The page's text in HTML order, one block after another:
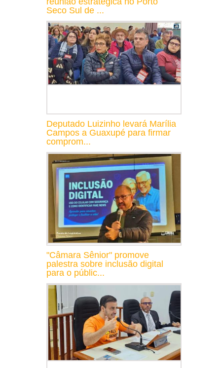
Seco Sul de ...
Deputado Luizinho levará Marília
Campos a Guaxupé para firmar
comprom...
"Câmara Sênior" promove
palestra sobre inclusão digital
para o públic...